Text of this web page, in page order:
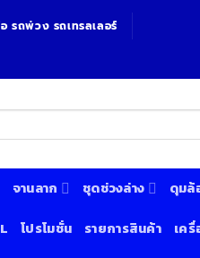
รถพ่วง รถเทรลเลอร์
จานลาก ชุดช่วงล่าง ดุมล้
โปรโมชั่น รายการสินค้า เค